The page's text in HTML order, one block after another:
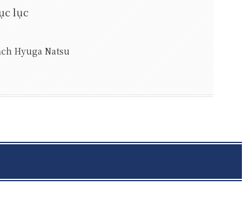
lục
Hyuga Natsu